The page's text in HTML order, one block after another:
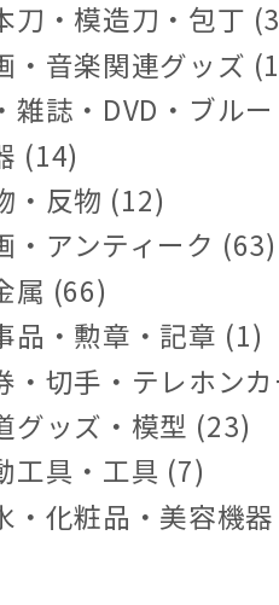
刀・模造刀・包丁
・音楽関連グッズ
雑誌・DVD・ブル
(14)
・反物 (12)
・アンティーク (63)
属 (66)
品・勲章・記章 (1)
・切手・テレホン
グッズ・模型 (23)
工具・工具 (7)
・化粧品・美容機